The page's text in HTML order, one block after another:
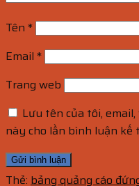
Tên *
Email *
Trang web
Lưu tên của tôi,
này cho lần bình luận kế
Thẻ: bảng quảng cáo